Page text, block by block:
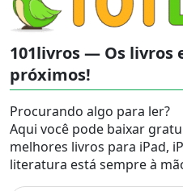
101livros — Os livros
próximos!
Procurando algo para ler?
Aqui você pode baixar
melhores livros para iPad,
literatura está sempre à